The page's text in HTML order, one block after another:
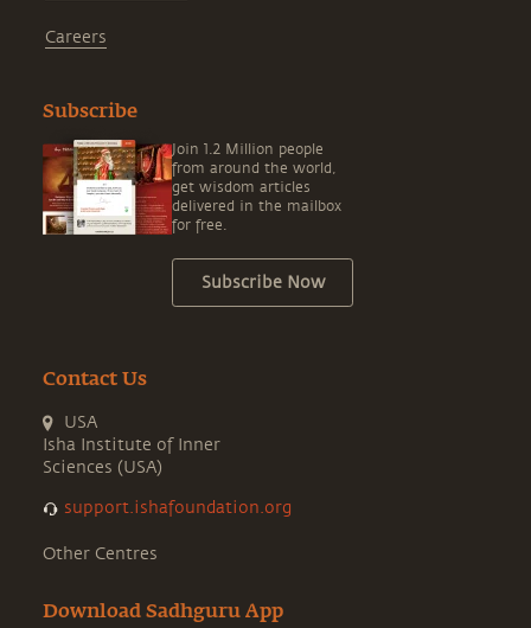
Careers
Subscribe
Join 1.2 Million people
from around the world,
get wisdom articles
delivered in the mailbox
for free.
Subscribe Now
Contact Us
USA
Isha Institute of Inner
Sciences (USA)
support.ishafoundation.org
Other Centres
Download Sadhguru App